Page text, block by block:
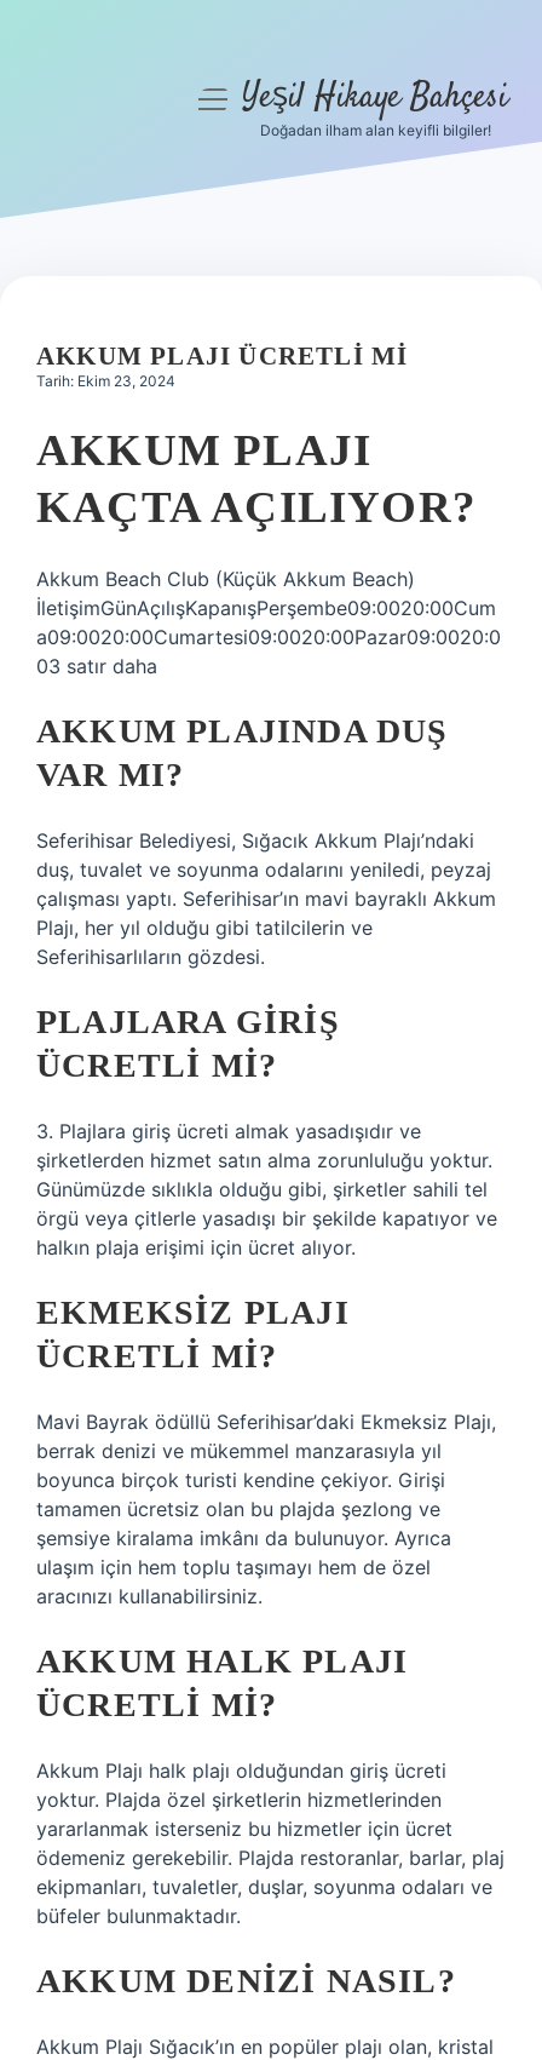
Hakkımızda
menüyüYeşil Hikaye Bahçesi
Doğadan ilham alan keyifli bilgiler!
AKKUM PLAJI ÜCRETLI MI
Tarih: Ekim 23, 2024
AKKUM PLAJI
KAÇTA AÇILIYOR?
Akkum Beach Club (Küçük Akkum Beach)
İletişimGünAçılışKapanışPerşembe09:0020:00Cum
a09:0020:00Cumartesi09:0020:00Pazar09:0020:0
03 satır daha
AKKUM PLAJINDA DUŞ
VAR MI?
Seferihisar Belediyesi, Sığacık Akkum Plajı’ndaki
duş, tuvalet ve soyunma odalarını yeniledi, peyzaj
çalışması yaptı. Seferihisar’ın mavi bayraklı Akkum
Plajı, her yıl olduğu gibi tatilcilerin ve
Seferihisarlıların gözdesi.
PLAJLARA GIRIŞ
ÜCRETLI MI?
3. Plajlara giriş ücreti almak yasadışıdır ve
şirketlerden hizmet satın alma zorunluluğu yoktur.
Günümüzde sıklıkla olduğu gibi, şirketler sahili tel
örgü veya çitlerle yasadışı bir şekilde kapatıyor ve
halkın plaja erişimi için ücret alıyor.
EKMEKSIZ PLAJI
ÜCRETLI MI?
Mavi Bayrak ödüllü Seferihisar’daki Ekmeksiz Plajı,
berrak denizi ve mükemmel manzarasıyla yıl
boyunca birçok turisti kendine çekiyor. Girişi
tamamen ücretsiz olan bu plajda şezlong ve
şemsiye kiralama imkânı da bulunuyor. Ayrıca
ulaşım için hem toplu taşımayı hem de özel
aracınızı kullanabilirsiniz.
AKKUM HALK PLAJI
ÜCRETLI MI?
Akkum Plajı halk plajı olduğundan giriş ücreti
yoktur. Plajda özel şirketlerin hizmetlerinden
yararlanmak isterseniz bu hizmetler için ücret
ödemeniz gerekebilir. Plajda restoranlar, barlar, plaj
ekipmanları, tuvaletler, duşlar, soyunma odaları ve
büfeler bulunmaktadır.
AKKUM DENIZI NASIL?
Akkum Plajı Sığacık’ın en popüler plajı olan, kristal